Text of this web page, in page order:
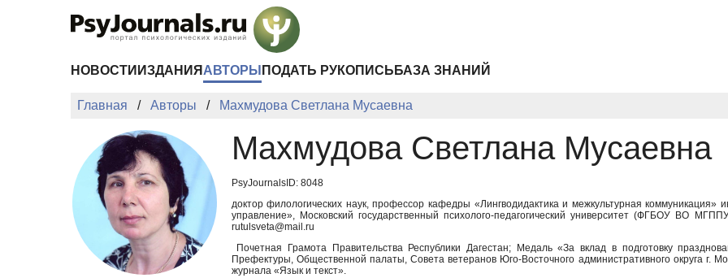
НОВОСТИ ИЗДАНИЯ АВТОРЫ ПОДАТЬ РУКОПИСЬ БАЗА ЗНАНИЙ
Главная Авторы Махмудова Светлана Мусаевна
Махмудова Светлана Мусаевна
PsyJournalsID: 8048
доктор филологических наук, профессор кафедры «Лингводидактика и межкультурная
управление», Московский государственный психолого-педагогический университет (ФГБОУ ВО
rutulsveta@mail.ru
Почетная Грамота Правительства Республики Дагестан;
Медаль «За вклад в подготовку
Префектуры, Общественной палаты, Совета ветеранов Юго-Восточного административного округа г.
журнала «Язык и текст».